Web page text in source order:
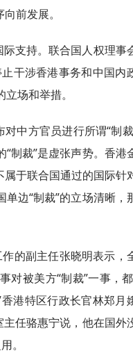
前发展。
支持。联合国人权理事
干涉香港事务和中国内政
场和举措。
中方官员进行所谓“制裁
制裁”是虚张声势。香港
于联合国通过的国际针
边“制裁”的立场清晰，
的副主任张晓明表示，
对被美方“制裁”一事，
港特区行政长官林郑月
任骆惠宁说，他在国外
。